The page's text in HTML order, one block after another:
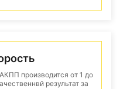
производится от 1 до
результат за